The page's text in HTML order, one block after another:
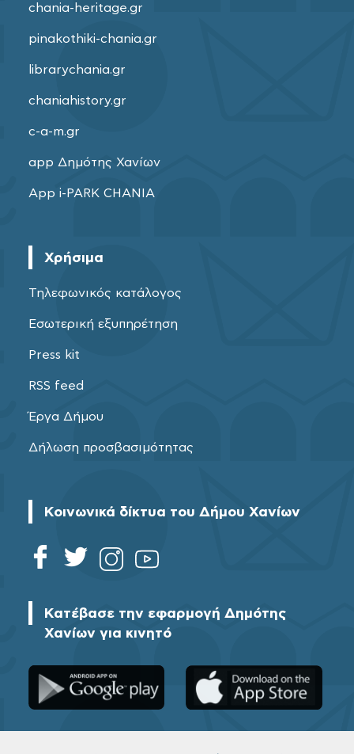
chania-heritage.gr
pinakothiki-chania.gr
librarychania.gr
chaniahistory.gr
c-a-m.gr
app Δημότης Χανίων
App i-PARK CHANIA
Χρήσιμα
Τηλεφωνικός κατάλογος
Εσωτερική εξυπηρέτηση
Press kit
RSS feed
Έργα Δήμου
Δήλωση προσβασιμότητας
Κοινωνικά δίκτυα του Δήμου Χανίων
Κατέβασε την εφαρμογή Δημότης
Χανίων για κινητό